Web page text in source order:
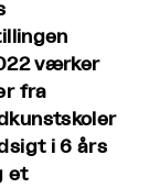
værker
fra
i 6 års
et